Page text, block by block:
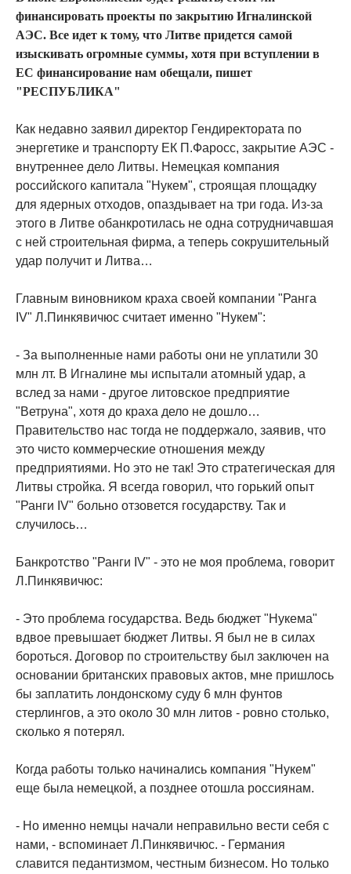
финансировать проекты по закрытию Игналинской
АЭС. Все идет к тому, что Литве придется самой
изыскивать огромные суммы, хотя при вступлении в
ЕС финансирование нам обещали, пишет
"РЕСПУБЛИКА"
Как недавно заявил директор Гендиректората по
энергетике и транспорту ЕК П.Фаросс, закрытие АЭС -
внутреннее дело Литвы. Немецкая компания
российского капитала "Нукем", строящая площадку
для ядерных отходов, опаздывает на три года. Из-за
этого в Литве обанкротилась не одна сотрудничавшая
с ней строительная фирма, а теперь сокрушительный
удар получит и Литва…
Главным виновником краха своей компании "Ранга
IV" Л.Пинкявичюс считает именно "Нукем":
- За выполненные нами работы они не уплатили 30
млн лт. В Игналине мы испытали атомный удар, а
вслед за нами - другое литовское предприятие
"Ветруна", хотя до краха дело не дошло…
Правительство нас тогда не поддержало, заявив, что
это чисто коммерческие отношения между
предприятиями. Но это не так! Это стратегическая для
Литвы стройка. Я всегда говорил, что горький опыт
"Ранги IV" больно отзовется государству. Так и
случилось…
Банкротство "Ранги IV" - это не моя проблема, говорит
Л.Пинкявичюс:
- Это проблема государства. Ведь бюджет "Нукема"
вдвое превышает бюджет Литвы. Я был не в силах
бороться. Договор по строительству был заключен на
основании британских правовых актов, мне пришлось
бы заплатить лондонскому суду 6 млн фунтов
стерлингов, а это около 30 млн литов - ровно столько,
сколько я потерял.
Когда работы только начинались компания "Нукем"
еще была немецкой, а позднее отошла россиянам.
- Но именно немцы начали неправильно вести себя с
нами, - вспоминает Л.Пинкявичюс. - Германия
славится педантизмом, честным бизнесом. Но только